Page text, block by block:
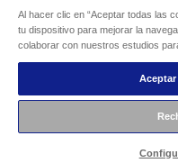
Compromiso
Copyright
Al hacer clic en “Aceptar todas las
tu dispositivo para mejorar la
colaborar con nuestros estudios